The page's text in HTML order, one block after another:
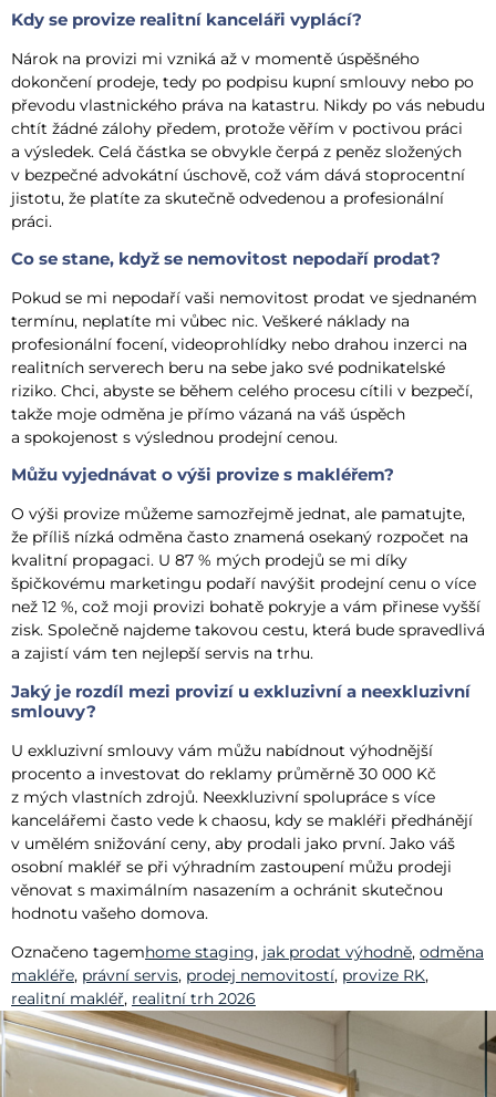
Kdy se provize realitní kanceláři vyplácí?
Nárok na provizi mi vzniká až v momentě úspěšného
dokončení prodeje, tedy po podpisu kupní smlouvy nebo po
převodu vlastnického práva na katastru. Nikdy po vás nebudu
chtít žádné zálohy předem, protože věřím v poctivou práci
a výsledek. Celá částka se obvykle čerpá z peněz složených
v bezpečné advokátní úschově, což vám dává stoprocentní
jistotu, že platíte za skutečně odvedenou a profesionální
práci.
Co se stane, když se nemovitost nepodaří prodat?
Pokud se mi nepodaří vaši nemovitost prodat ve sjednaném
termínu, neplatíte mi vůbec nic. Veškeré náklady na
profesionální focení, videoprohlídky nebo drahou inzerci na
realitních serverech beru na sebe jako své podnikatelské
riziko. Chci, abyste se během celého procesu cítili v bezpečí,
takže moje odměna je přímo vázaná na váš úspěch
a spokojenost s výslednou prodejní cenou.
Můžu vyjednávat o výši provize s makléřem?
O výši provize můžeme samozřejmě jednat, ale pamatujte,
že příliš nízká odměna často znamená osekaný rozpočet na
kvalitní propagaci. U 87 % mých prodejů se mi díky
špičkovému marketingu podaří navýšit prodejní cenu o více
než 12 %, což moji provizi bohatě pokryje a vám přinese vyšší
zisk. Společně najdeme takovou cestu, která bude spravedlivá
a zajistí vám ten nejlepší servis na trhu.
Jaký je rozdíl mezi provizí u exkluzivní a neexkluzivní
smlouvy?
U exkluzivní smlouvy vám můžu nabídnout výhodnější
procento a investovat do reklamy průměrně 30 000 Kč
z mých vlastních zdrojů. Neexkluzivní spolupráce s více
kancelářemi často vede k chaosu, kdy se makléři předhánějí
v umělém snižování ceny, aby prodali jako první. Jako váš
osobní makléř se při výhradním zastoupení můžu prodeji
věnovat s maximálním nasazením a ochránit skutečnou
hodnotu vašeho domova.
Označeno tagemhome staging, jak prodat výhodně, odměna
makléře, právní servis, prodej nemovitostí, provize RK,
realitní makléř, realitní trh 2026